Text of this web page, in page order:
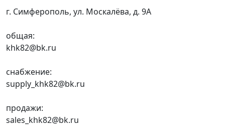
г. Симферополь, ул. Москалёва, д. 9А
общая:
khk82@bk.ru
снабжение:
supply_khk82@bk.ru
продажи:
sales_khk82@bk.ru